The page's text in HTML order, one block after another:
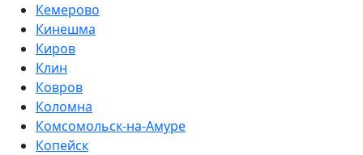
Кемерово
Кинешма
Киров
Клин
Ковров
Коломна
Комсомольск-на-Амуре
Копейск